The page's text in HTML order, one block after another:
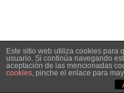
Este sitio web utiliza cookies para
usuario. Si continúa navegando
aceptación de las mencionadas
cookies, pinche el enlace para